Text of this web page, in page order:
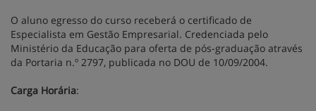
O aluno egresso do curso receberá o certificado de
Especialista em Gestão Empresarial. Credenciada pelo
Ministério da Educação para oferta de pós-graduação através
da Portaria n.º 2797, publicada no DOU de 10/09/2004.
Carga Horária: